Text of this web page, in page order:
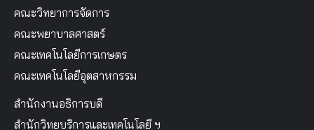
คณะวิทยาการจัดการ
คณะพยาบาลศาสตร์
คณะเทคโนโลยีการเกษตร
คณะเทคโนโลยีอุตสาหกรรม
สำนักงานอธิการบดี
สำนักวิทยบริการและเทคโนโลยี ฯ